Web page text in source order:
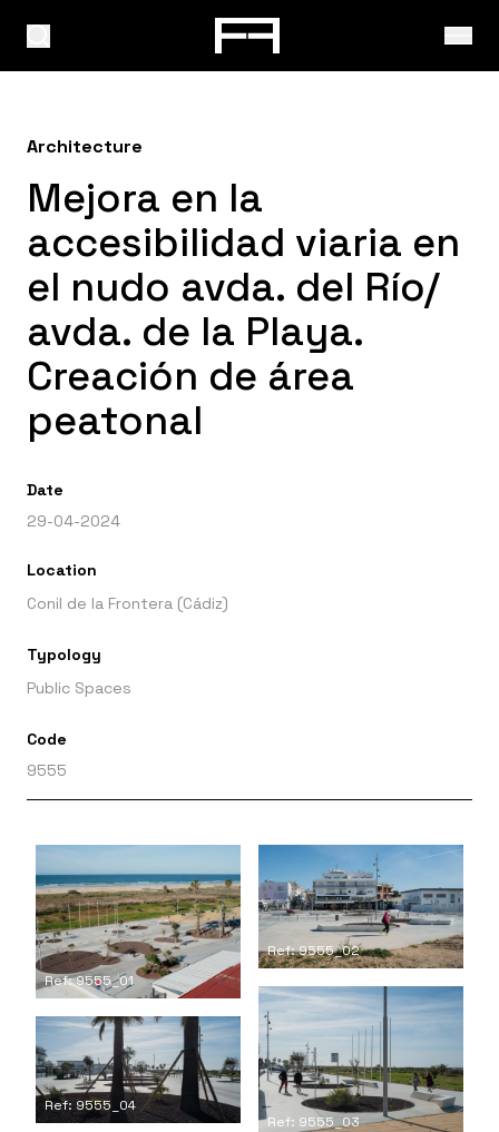
Architecture
Mejora en la
accesibilidad viaria en
el nudo avda. del Río/
avda. de la Playa.
Creación de área
peatonal
Date
29-04-2024
Location
Conil de la Frontera (Cádiz)
Typology
Public Spaces
Code
9555
Ref: 9555_01
Ref: 9555_02
Ref: 9555_03
Ref: 9555_04